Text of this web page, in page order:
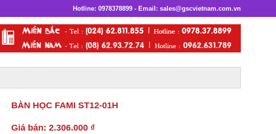
Hotline: 0978378899 - Email: sales@gscvietnam.com.vn
BÀN HỌC FAMI ST12-01H
Giá bán: 2.306.000 ₫